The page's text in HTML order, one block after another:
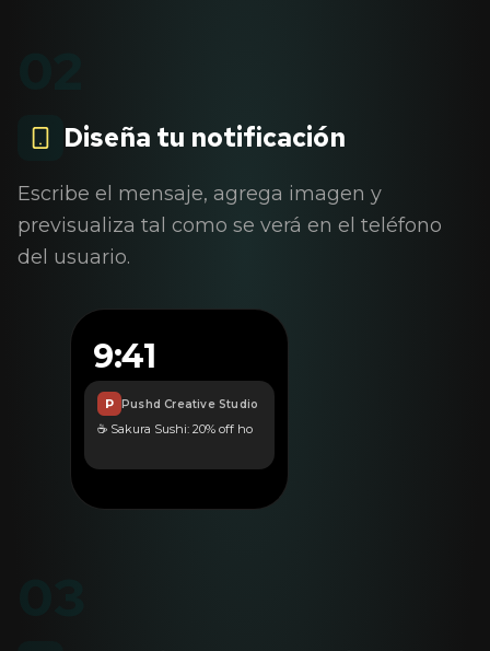
Diseña tu notificación
Escribe el mensaje, agrega imagen y
previsualiza tal como se verá en el teléfono
del usuario.
9:41
P Pushd Creative Studio
☕ Sakura Sushi: 20% off hoy.